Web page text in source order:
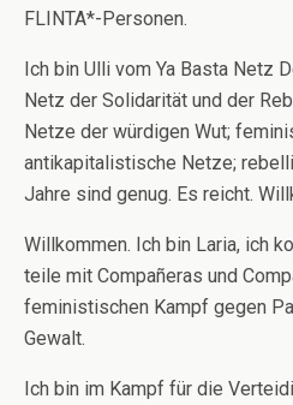
FLINTA*-Personen.
Ich bin Ulli vom Ya Basta Netz
Netz der Solidarität und der
Netze der würdigen Wut;
antikapitalistische Netze;
Jahre sind genug. Es reicht.
Willkommen. Ich bin Laria, ich
teile mit Compañeras und
feministischen Kampf gegen
Gewalt.
Ich bin im Kampf für die